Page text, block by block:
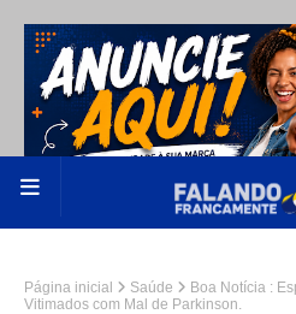
Página inicial Saúde
Boa Notícia :
Vitimados com Mal de Parkinson.